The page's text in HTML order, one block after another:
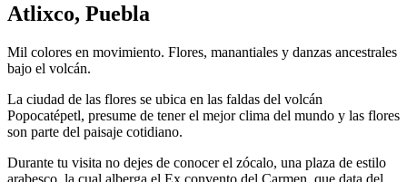
Atlixco, Puebla
Mil colores en movimiento. Flores, manantiales y danzas ancestrales
bajo el volcán.
La ciudad de las flores se ubica en las faldas del volcán
Popocatépetl, presume de tener el mejor clima del mundo y las flores
son parte del paisaje cotidiano.
Durante tu visita no dejes de conocer el zócalo, una plaza de estilo
arabesco, la cual alberga el Ex convento del Carmen, que data del